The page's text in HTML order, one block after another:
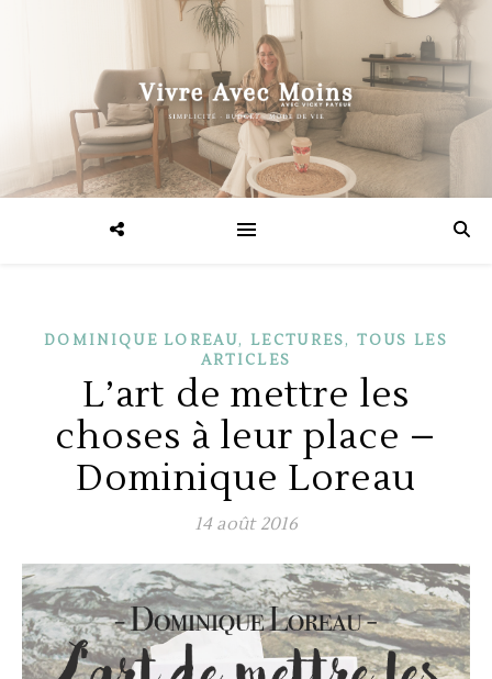
DOMINIQUE LOREAU, LECTURES,TOUS LES
ARTICLES
L’art de mettre les
choses à leur place –
Dominique Loreau
14 août 2016